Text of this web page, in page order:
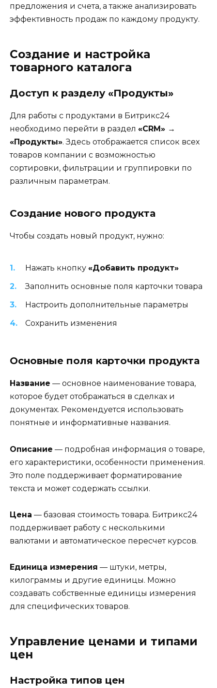
предложения и счета, а также анализировать
эффективность продаж по каждому продукту.
Создание и настройка
товарного каталога
Доступ к разделу «Продукты»
Для работы с продуктами в Битрикс24
необходимо перейти в раздел «CRM» →
«Продукты». Здесь отображается список всех
товаров компании с возможностью
сортировки, фильтрации и группировки по
различным параметрам.
Создание нового продукта
Чтобы создать новый продукт, нужно:
Нажать кнопку «Добавить продукт»
Заполнить основные поля карточки товара
Настроить дополнительные параметры
Сохранить изменения
Основные поля карточки продукта
Название — основное наименование товара,
которое будет отображаться в сделках и
документах. Рекомендуется использовать
понятные и информативные названия.
Описание — подробная информация о товаре,
его характеристики, особенности применения.
Это поле поддерживает форматирование
текста и может содержать ссылки.
Цена — базовая стоимость товара. Битрикс24
поддерживает работу с несколькими
валютами и автоматическое пересчет курсов.
Единица измерения — штуки, метры,
килограммы и другие единицы. Можно
создавать собственные единицы измерения
для специфических товаров.
Управление ценами и типами
цен
Настройка типов цен